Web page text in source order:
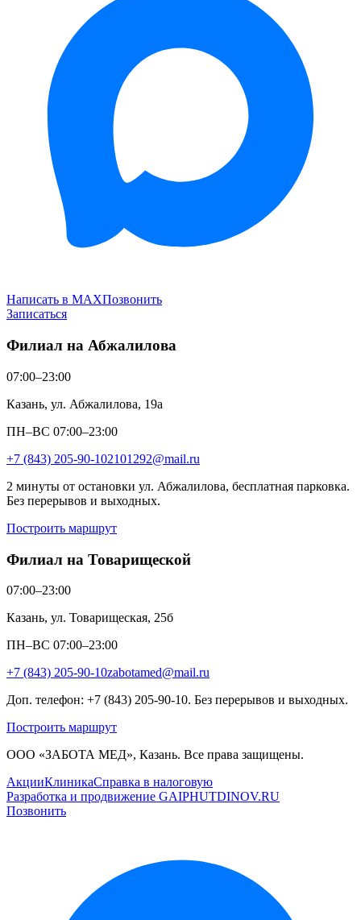
Написать в MAXПозвонить
Записаться
Филиал на Абжалилова
07:00–23:00
Казань, ул. Абжалилова, 19а
ПН–ВС 07:00–23:00
+7 (843) 205-90-102101292@mail.ru
2 минуты от остановки ул. Абжалилова, бесплатная парковка.
Без перерывов и выходных.
Построить маршрут
Филиал на Товарищеской
07:00–23:00
Казань, ул. Товарищеская, 25б
ПН–ВС 07:00–23:00
+7 (843) 205-90-10zabotamed@mail.ru
Доп. телефон: +7 (843) 205-90-10. Без перерывов и выходных.
Построить маршрут
ООО «ЗАБОТА МЕД», Казань. Все права защищены.
АкцииКлиникаСправка в налоговую
Разработка и продвижение GAIPHUTDINOV.RU
Позвонить